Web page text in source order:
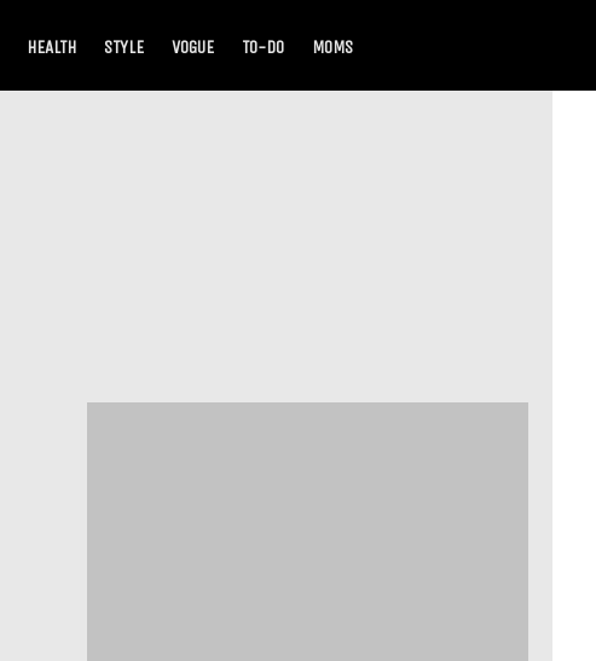
HEALTH STYLE VOGUE TO-DO MOMS